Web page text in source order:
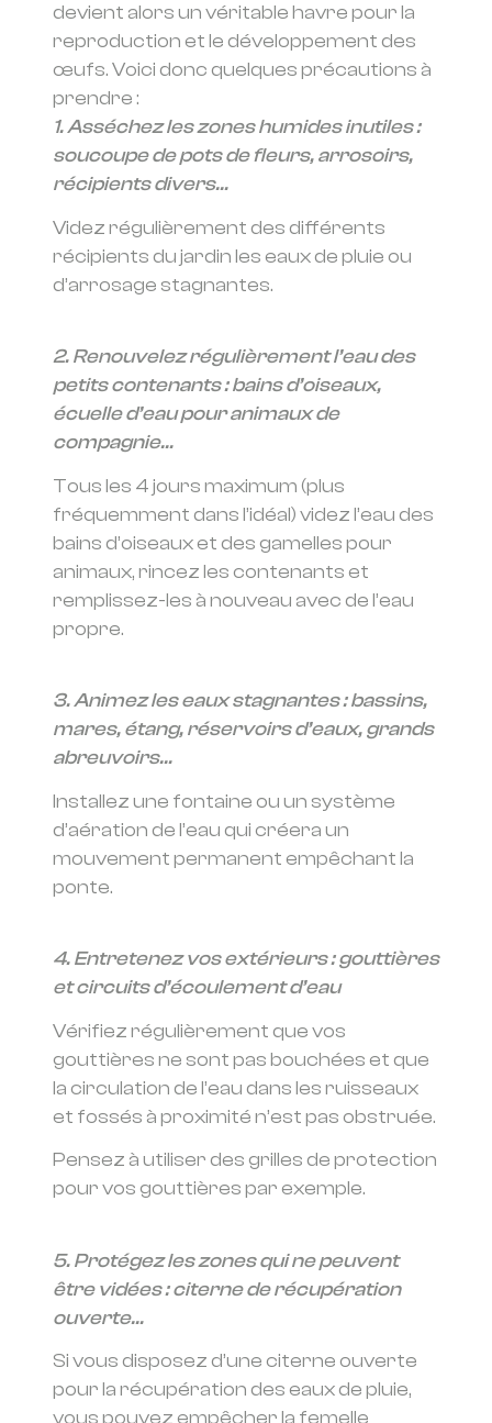
devient alors un véritable havre pour la
reproduction et le développement des
œufs. Voici donc quelques précautions à
prendre :
1. Asséchez les zones humides inutiles :
soucoupe de pots de fleurs, arrosoirs,
récipients divers…
Videz régulièrement des différents
récipients du jardin les eaux de pluie ou
d’arrosage stagnantes.
2. Renouvelez régulièrement l’eau des
petits contenants : bains d’oiseaux,
écuelle d’eau pour animaux de
compagnie…
Tous les 4 jours maximum (plus
fréquemment dans l’idéal) videz l’eau des
bains d’oiseaux et des gamelles pour
animaux, rincez les contenants et
remplissez-les à nouveau avec de l’eau
propre.
3. Animez les eaux stagnantes : bassins,
mares, étang, réservoirs d’eaux, grands
abreuvoirs…
Installez une fontaine ou un système
d’aération de l’eau qui créera un
mouvement permanent empêchant la
ponte.
4. Entretenez vos extérieurs : gouttières
et circuits d’écoulement d’eau
Vérifiez régulièrement que vos
gouttières ne sont pas bouchées et que
la circulation de l’eau dans les ruisseaux
et fossés à proximité n’est pas obstruée.
Pensez à utiliser des grilles de protection
pour vos gouttières par exemple.
5. Protégez les zones qui ne peuvent
être vidées : citerne de récupération
ouverte…
Si vous disposez d’une citerne ouverte
pour la récupération des eaux de pluie,
vous pouvez empêcher la femelle